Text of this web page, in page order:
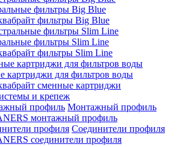
фильтры Big Blue
фильтры Big Blue
фильтры Slim Line
фильтры Slim Line
картриджи для фильтров воды
сменные картриджи
и крепеж
Монтажный профиль
монтажный профиль
Соединители профиля
соединители профиля